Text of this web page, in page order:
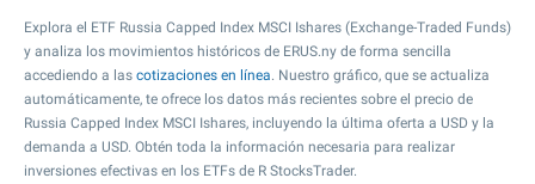
Explora el ETF Russia Capped Index MSCI Ishares (Exchange-Traded Funds)
y analiza los movimientos históricos de ERUS.ny de forma sencilla
accediendo a las cotizaciones en línea. Nuestro gráfico, que se actualiza
automáticamente, te ofrece los datos más recientes sobre el precio de
Russia Capped Index MSCI Ishares, incluyendo la última oferta a USD y la
demanda a USD. Obtén toda la información necesaria para realizar
inversiones efectivas en los ETFs de R StocksTrader.